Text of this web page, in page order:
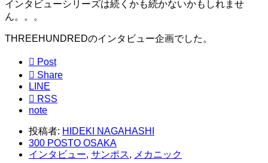
インタビューシリーズは続くかも続かないかもしれませ
ん。。。
THREEHUNDREDのインタビュー企画でした。
 Post
 Share
LINE
 RSS
note
投稿者: HIDEKI NAGAHASHI
300 POSTO OSAKA
インタビュー, サンポス, メカニック